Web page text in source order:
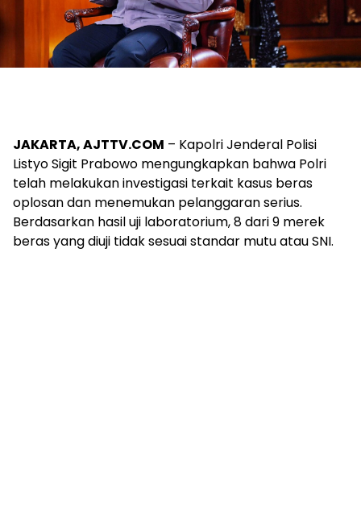
JAKARTA, AJTTV.COM – Kapolri Jenderal Polisi
Listyo Sigit Prabowo mengungkapkan bahwa Polri
telah melakukan investigasi terkait kasus beras
oplosan dan menemukan pelanggaran serius.
Berdasarkan hasil uji laboratorium, 8 dari 9 merek
beras yang diuji tidak sesuai standar mutu atau SNI.